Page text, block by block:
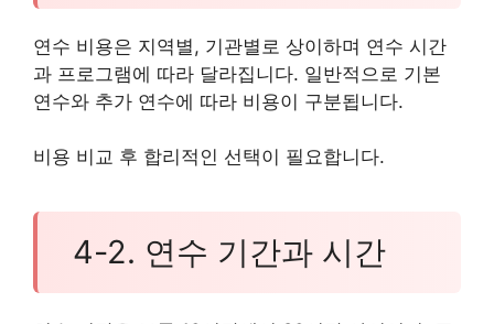
연수 비용은 지역별, 기관별로 상이하며 연수 시간
과 프로그램에 따라 달라집니다. 일반적으로 기본
연수와 추가 연수에 따라 비용이 구분됩니다.
비용 비교 후 합리적인 선택이 필요합니다.
4-2. 연수 기간과 시간